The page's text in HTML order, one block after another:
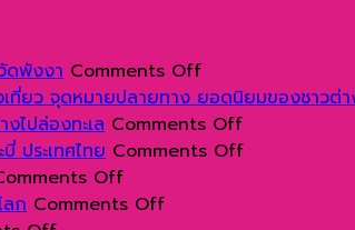
ดพังงา Comments Offon
เสม็ด
นางชี
สวรรค์
ยว จุดหมายปลายทาง ยอดนิยมของชาวต่า
งไปล่องทะเล Comments Offon
ทำไม
ประเทศไทย Comments Offon
Offon
ทำไม
ลก Comments Offon